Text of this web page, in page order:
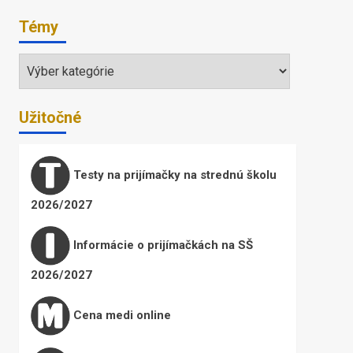
Témy
Témy
Užitočné
Testy na prijímačky na strednú školu
2026/2027
Informácie o prijímačkách na SŠ
2026/2027
Cena medi online